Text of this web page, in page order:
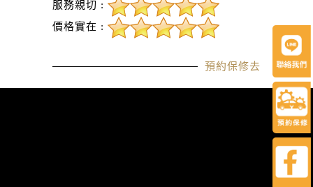
服務親切 :
價格實在 :
預約保修去